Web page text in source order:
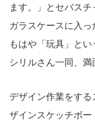
ます。」とセバス
ガラスケースに入っ
もはや「玩具」とい
シリルさん一同、満
デザイン作業をす
ザインスケッチボ